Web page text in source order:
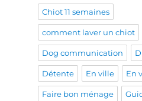
Chiot 11 semaines
comment laver un chiot
Dog communication
Détente En ville En
Faire bon ménage